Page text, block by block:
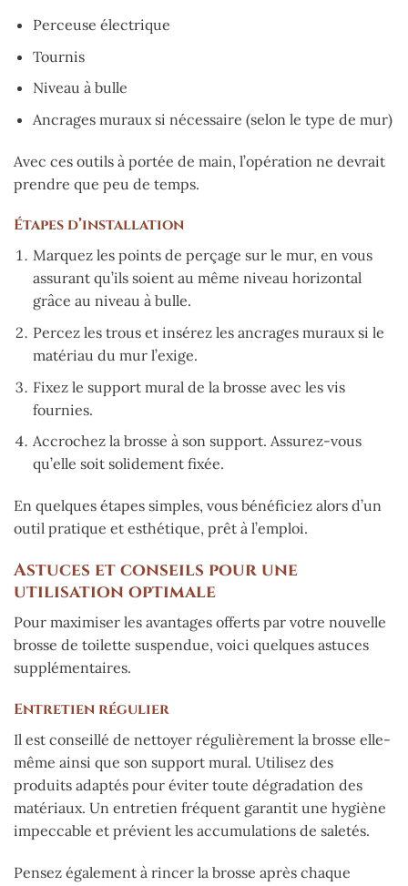
Perceuse électrique
Tournis
Niveau à bulle
Ancrages muraux si nécessaire (selon le type de mur)
Avec ces outils à portée de main, l’opération ne devrait
prendre que peu de temps.
Étapes d’installation
Marquez les points de perçage sur le mur, en vous
assurant qu’ils soient au même niveau horizontal
grâce au niveau à bulle.
Percez les trous et insérez les ancrages muraux si le
matériau du mur l’exige.
Fixez le support mural de la brosse avec les vis
fournies.
Accrochez la brosse à son support. Assurez-vous
qu’elle soit solidement fixée.
En quelques étapes simples, vous bénéficiez alors d’un
outil pratique et esthétique, prêt à l’emploi.
Astuces et conseils pour une
utilisation optimale
Pour maximiser les avantages offerts par votre nouvelle
brosse de toilette suspendue, voici quelques astuces
supplémentaires.
Entretien régulier
Il est conseillé de nettoyer régulièrement la brosse elle-
même ainsi que son support mural. Utilisez des
produits adaptés pour éviter toute dégradation des
matériaux. Un entretien fréquent garantit une hygiène
impeccable et prévient les accumulations de saletés.
Pensez également à rincer la brosse après chaque